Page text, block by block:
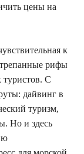
цены на
к
рифы
С
дайвинг в
туризм,
Но и здесь